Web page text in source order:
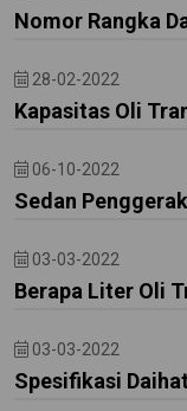
Nomor Rangka
28-02-2022
Kapasitas Oli
06-10-2022
Sedan
03-03-2022
Berapa Liter Oli
03-03-2022
Spesifikasi